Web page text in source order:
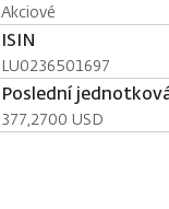
Akciové
ISIN
LU0236501697
Poslední
377,2700 USD